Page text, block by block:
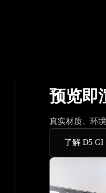
预览即
真实材质、环
了解 D5 GI